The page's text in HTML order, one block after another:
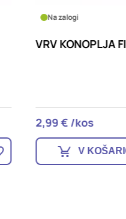
1,25mm VRV